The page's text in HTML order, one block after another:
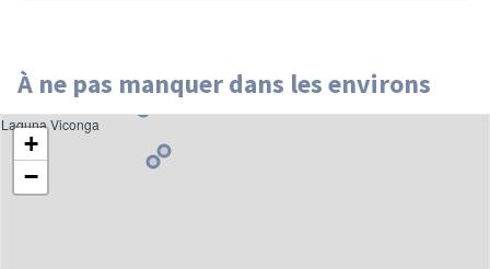
À ne pas manquer dans les environs
+
−
Laguna Viconga